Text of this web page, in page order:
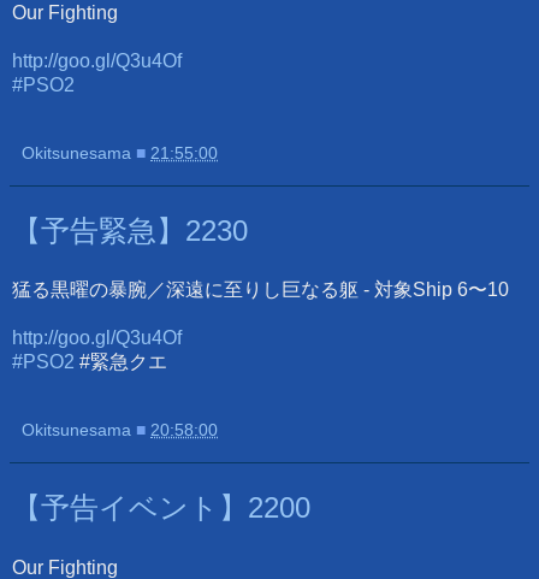
Our Fighting
http://goo.gl/Q3u4Of
#PSO2
Okitsunesama ■ 21:55:00
【予告緊急】2230
猛る黒曜の暴腕／深遠に至りし巨なる躯 - 対象Ship 6〜10
http://goo.gl/Q3u4Of
#PSO2 #緊急クエ
Okitsunesama ■ 20:58:00
【予告イベント】2200
Our Fighting